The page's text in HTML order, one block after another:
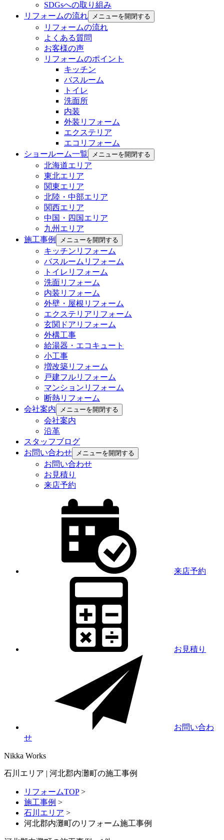
SDGsへの取り組み
リフォームの流れ
メニューを開閉する
リフォームの流れ
よくある質問
お客様の声
リフォームのポイント
キッチン
バスルーム
トイレ
洗面所
内装
外装リフォーム
エクステリア
エコリフォーム
ショールーム一覧
メニューを開閉する
北海道エリア
東北エリア
関東エリア
北陸・中部エリア
関西エリア
中国・四国エリア
九州エリア
施工事例
メニューを開閉する
キッチンリフォーム
バスルームリフォーム
トイレリフォーム
洗面リフォーム
内装リフォーム
外壁・屋根リフォーム
エクステリアリフォーム
玄関ドアリフォーム
外構工事
給湯器・エコキュート
小工事
増改築リフォーム
戸建フルリフォーム
マンションリフォーム
断熱リフォーム
会社案内
メニューを開閉する
会社案内
沿革
スタッフブログ
お問い合わせ
メニューを開閉する
お問い合わせ
お見積り
来店予約
来店予約
お見積り
お問い合わ
せ
Nikka Works
石川エリア | 河北郡内灘町の施工事例
リフォームTOP>
施工事例 >
石川エリア >
河北郡内灘町のリフォーム施工事例